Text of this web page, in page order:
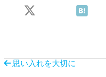
思い入れを大切に